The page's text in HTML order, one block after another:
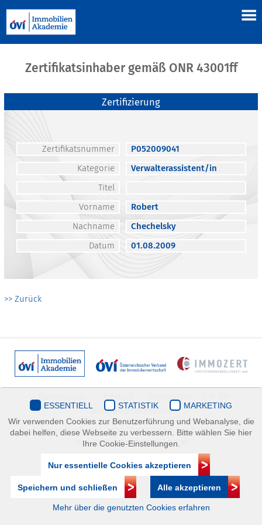
Zertifikatsinhaber gemäß ONR 43001ff
Zertifizierung
Zertifikatsnummer
P052009041
Kategorie
Verwalterassistent/in
Titel
Vorname
Robert
Nachname
Chechelsky
Datum
01.08.2009
>> Zurück
Immobilienakademie
Mariahilfer Straße 116/2.OG/2 1070 Wien | +43(1)505 32 50 |
immobilienakademie@ovi.at
ESSENTIELL STATISTIK
MARKETING
Wir verwenden Cookies zur Benutzerführung und Webanalyse, die
dabei helfen, diese Webseite zu verbessern. Bitte wählen Sie hier
Ihre Cookie-Einstellungen.
Nur essentielle Cookies akzeptieren
Speichern und schließen Alle akzeptieren
Mehr über die genutzten Cookies erfahren